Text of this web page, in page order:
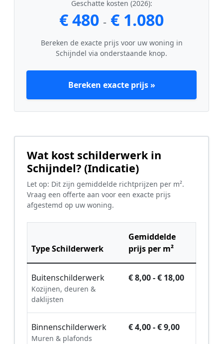
Geschatte kosten (2026):
€ 480 - € 1.080
Bereken de exacte prijs voor uw woning in
Schijndel via onderstaande knop.
Bereken exacte prijs »
Wat kost schilderwerk in
Schijndel? (Indicatie)
Let op: Dit zijn gemiddelde richtprijzen per m².
Vraag een offerte aan voor een exacte prijs
afgestemd op uw woning.
Type Schilderwerk
Gemiddelde
prijs per m²
Buitenschilderwerk
Kozijnen, deuren &
daklijsten
€ 8,00 - € 18,00
Binnenschilderwerk
Muren & plafonds
€ 4,00 - € 9,00